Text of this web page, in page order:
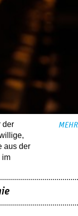
der
aus der
im
MEHR